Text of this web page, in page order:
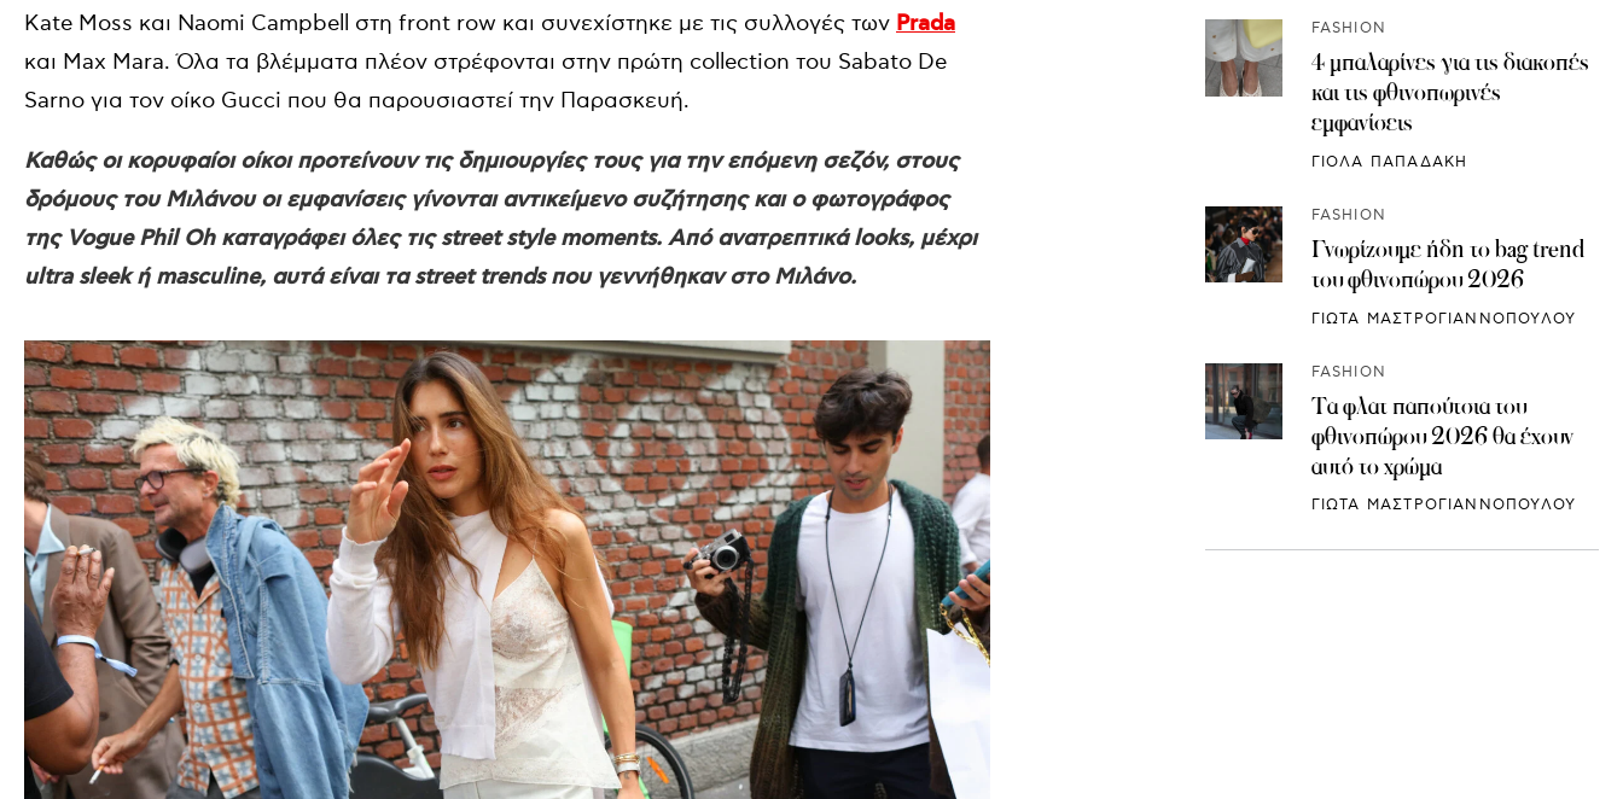
Kate Moss και Naomi Campbell στη front row και συνεχίστηκε με τις συλλογές των Prada
και Max Mara. Όλα τα βλέμματα πλέον στρέφονται στην πρώτη collection του Sabato De
Sarno για τον οίκο Gucci που θα παρουσιαστεί την Παρασκευή.
Καθώς οι κορυφαίοι οίκοι προτείνουν τις δημιουργίες τους για την επόμενη σεζόν, στους
δρόμους του Μιλάνου οι εμφανίσεις γίνονται αντικείμενο συζήτησης και ο φωτογράφος
της Vogue Phil Oh καταγράφει όλες τις street style moments. Από ανατρεπτικά looks, μέχρι
ultra sleek ή masculine, αυτά είναι τα street trends που γεννήθηκαν στο Μιλάνο.
FASHION
4 μπαλαρίνες για τις διακοπές
και τις φθινοπωρινές
εμφανίσεις
ΓΙΟΛΑ ΠΑΠΑΔΑΚΗ
FASHION
Γνωρίζουμε ήδη το bag trend
του φθινοπώρου 2026
ΓΙΩΤΑ ΜΑΣΤΡΟΓΙΑΝΝΟΠΟΥΛΟΥ
FASHION
Τα φλατ παπούτσια του
φθινοπώρου 2026 θα έχουν
αυτό το χρώμα
ΓΙΩΤΑ ΜΑΣΤΡΟΓΙΑΝΝΟΠΟΥΛΟΥ